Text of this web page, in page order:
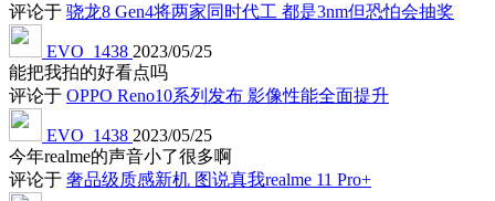
评论于 骁龙8 Gen4将两家同时代工 都是3nm但恐怕会抽奖
EVO_1438 2023/05/25
能把我拍的好看点吗
评论于 OPPO Reno10系列发布 影像性能全面提升
EVO_1438 2023/05/25
今年realme的声音小了很多啊
评论于 奢品级质感新机 图说真我realme 11 Pro+